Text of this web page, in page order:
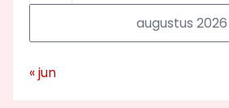
augustus 2026
« jun